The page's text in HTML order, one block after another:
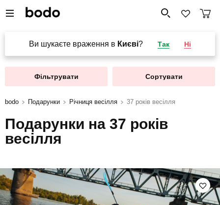
Ви шукаєте враження в Києві? Так Ні
Фільтрувати Сортувати
bodo Подарунки Річниця весілля 37 років весілля
Подарунки на 37 років
весілля